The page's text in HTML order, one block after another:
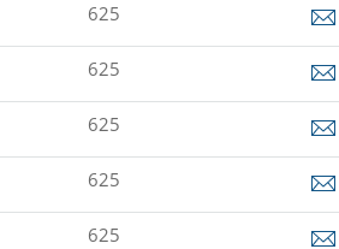
625
625
625
625
625